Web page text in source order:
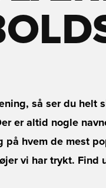
så ser du helt
er altid nogle
på hvem de mest
vi har trykt. Find